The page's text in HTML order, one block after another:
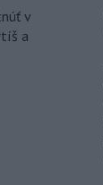
v
a